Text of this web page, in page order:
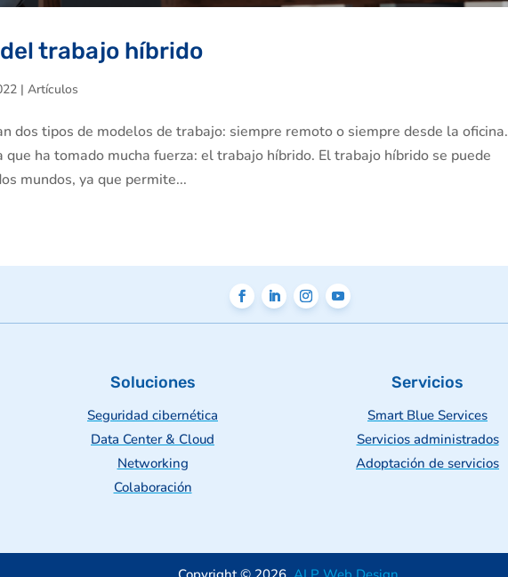
trabajo híbrido
|Artículos
dos tipos de modelos de trabajo: siempre remoto o siempre desde la oficina.
que ha tomado mucha fuerza: el trabajo híbrido. El trabajo híbrido se puede
mundos, ya que permite...
Soluciones
Seguridad cibernética
Data Center & Cloud
Networking
Colaboración
Servicios
Smart Blue Services
Servicios administrados
Adoptación de servicios